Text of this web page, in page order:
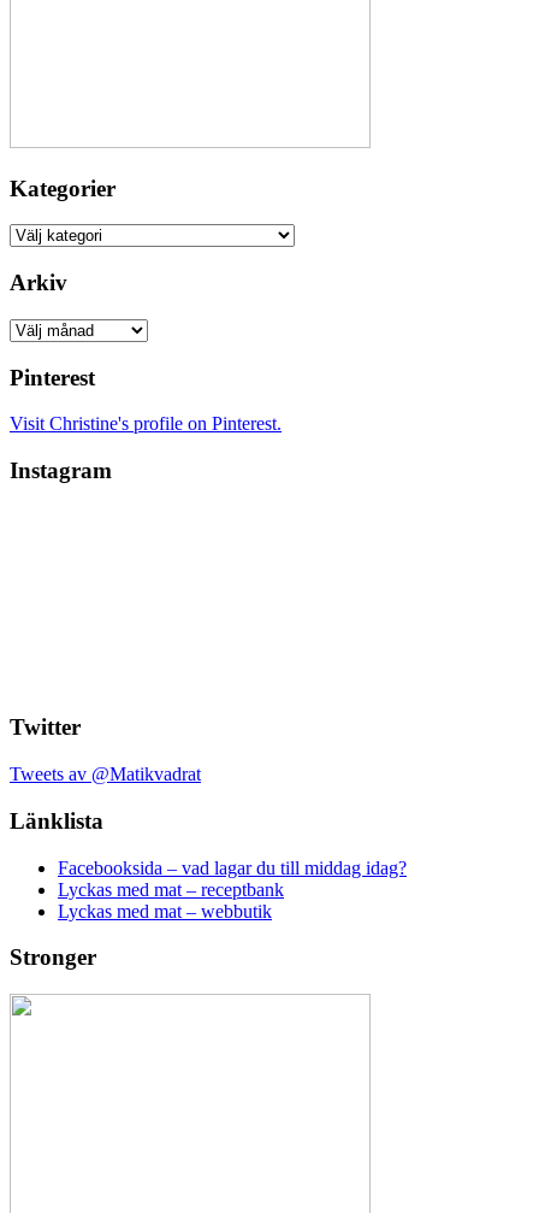
Kategorier
Kategorier
Arkiv
Arkiv
Pinterest
Visit Christine's profile on Pinterest.
Instagram
Twitter
Tweets av @Matikvadrat
Länklista
Facebooksida – vad lagar du till middag idag?
Lyckas med mat – receptbank
Lyckas med mat – webbutik
Stronger